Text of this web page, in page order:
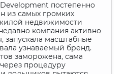
постепенно
из самых громких
недвижимости
компания активно
запускала масштабные
узнаваемый бренд.
заморожена, сама
процедуру